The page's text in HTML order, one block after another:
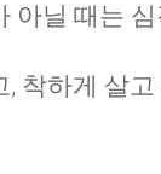
닐 때는
착하게 살